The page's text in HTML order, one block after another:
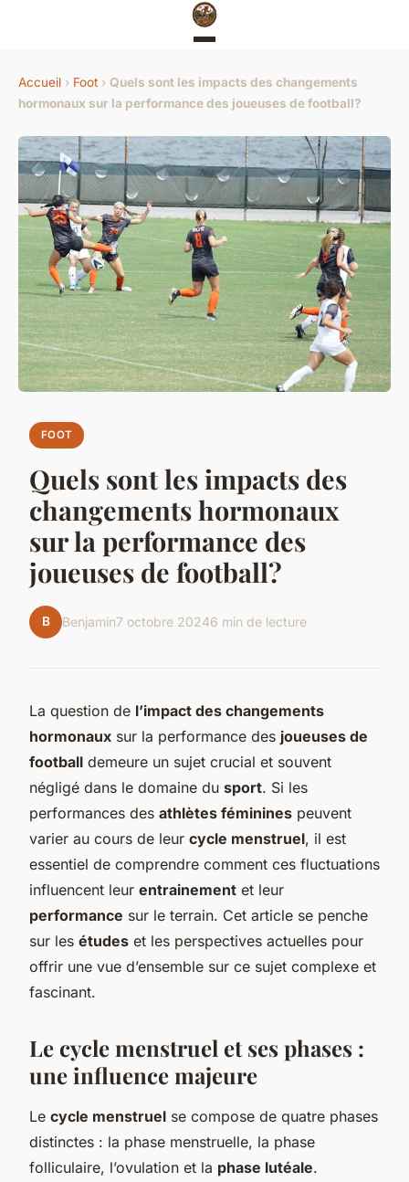
Accueil › Foot › Quels sont les impacts des changements
hormonaux sur la performance des joueuses de football?
FOOT
Quels sont les impacts des
changements hormonaux
sur la performance des
joueuses de football?
B Benjamin7 octobre 20246 min de lecture
La question de l’impact des changements
hormonaux sur la performance des joueuses de
football demeure un sujet crucial et souvent
négligé dans le domaine du sport. Si les
performances des athlètes féminines peuvent
varier au cours de leur cycle menstruel, il est
essentiel de comprendre comment ces fluctuations
influencent leur entrainement et leur
performance sur le terrain. Cet article se penche
sur les études et les perspectives actuelles pour
offrir une vue d’ensemble sur ce sujet complexe et
fascinant.
Le cycle menstruel et ses phases :
une influence majeure
Le cycle menstruel se compose de quatre phases
distinctes : la phase menstruelle, la phase
folliculaire, l’ovulation et la phase lutéale.